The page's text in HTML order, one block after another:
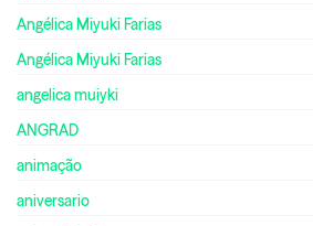
Angélica Miyuki Farias
Angélica Miyuki Farias
angelica muiyki
ANGRAD
animação
aniversario